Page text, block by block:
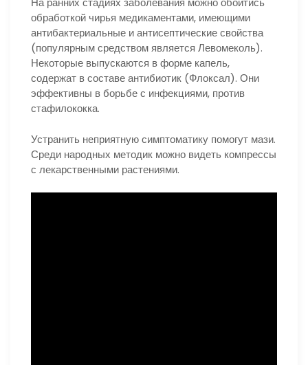
обработкой чирья медикаментами, имеющими
антибактериальные и антисептические свойства
(популярным средством является Левомеколь).
Некоторые выпускаются в форме капель,
содержат в составе антибиотик (Флоксал). Они
эффективны в борьбе с инфекциями, против
стафилококка.
Устранить неприятную симптоматику помогут мази.
Среди народных методик можно видеть компрессы
с лекарственными растениями.